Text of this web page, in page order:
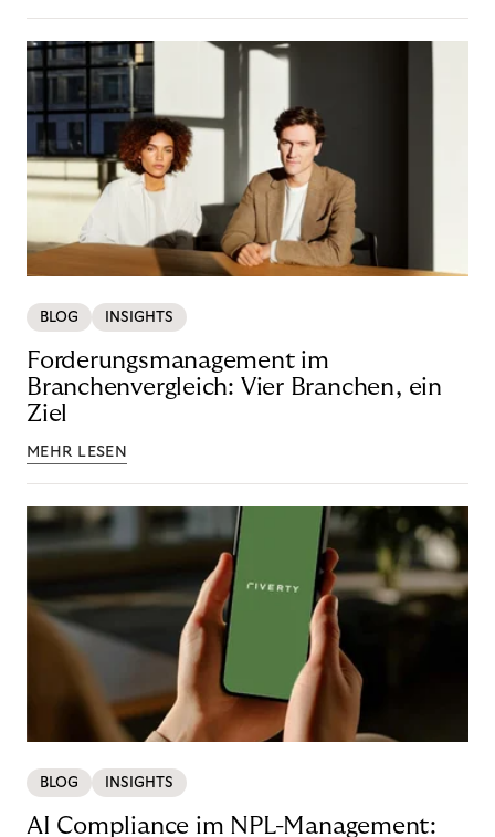
BLOG INSIGHTS
Forderungsmanagement im
Branchenvergleich: Vier Branchen, ein
Ziel
MEHR LESEN
BLOG INSIGHTS
AI Compliance im NPL-Management: